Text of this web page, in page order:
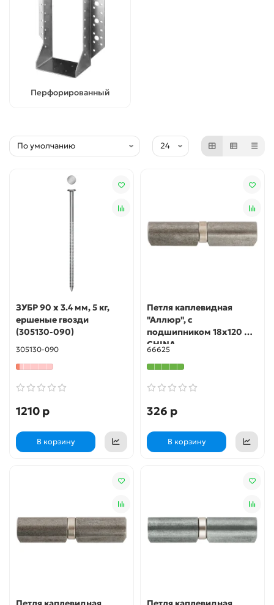
Перфорированный
ЗУБР 90 x 3.4 мм, 5 кг,
ершеные гвозди
(305130-090)
305130-090
1210 р
В корзину
Петля каплевидная
"Аллюр", с
подшипником 18х120 мм
CHINA
66625
326 р
В корзину